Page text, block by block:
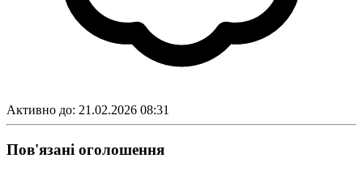
Активно до: 21.02.2026 08:31
Пов'язані оголошення